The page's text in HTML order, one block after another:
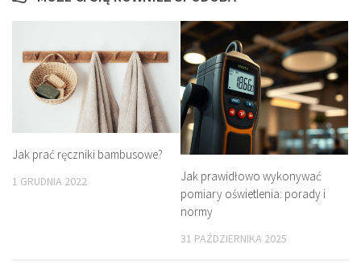
Jak prać ręczniki bambusowe?
1 GRUDNIA 2022
Jak prawidłowo wykonywać
pomiary oświetlenia: porady i
normy
31 PAŹDZIERNIKA 2025